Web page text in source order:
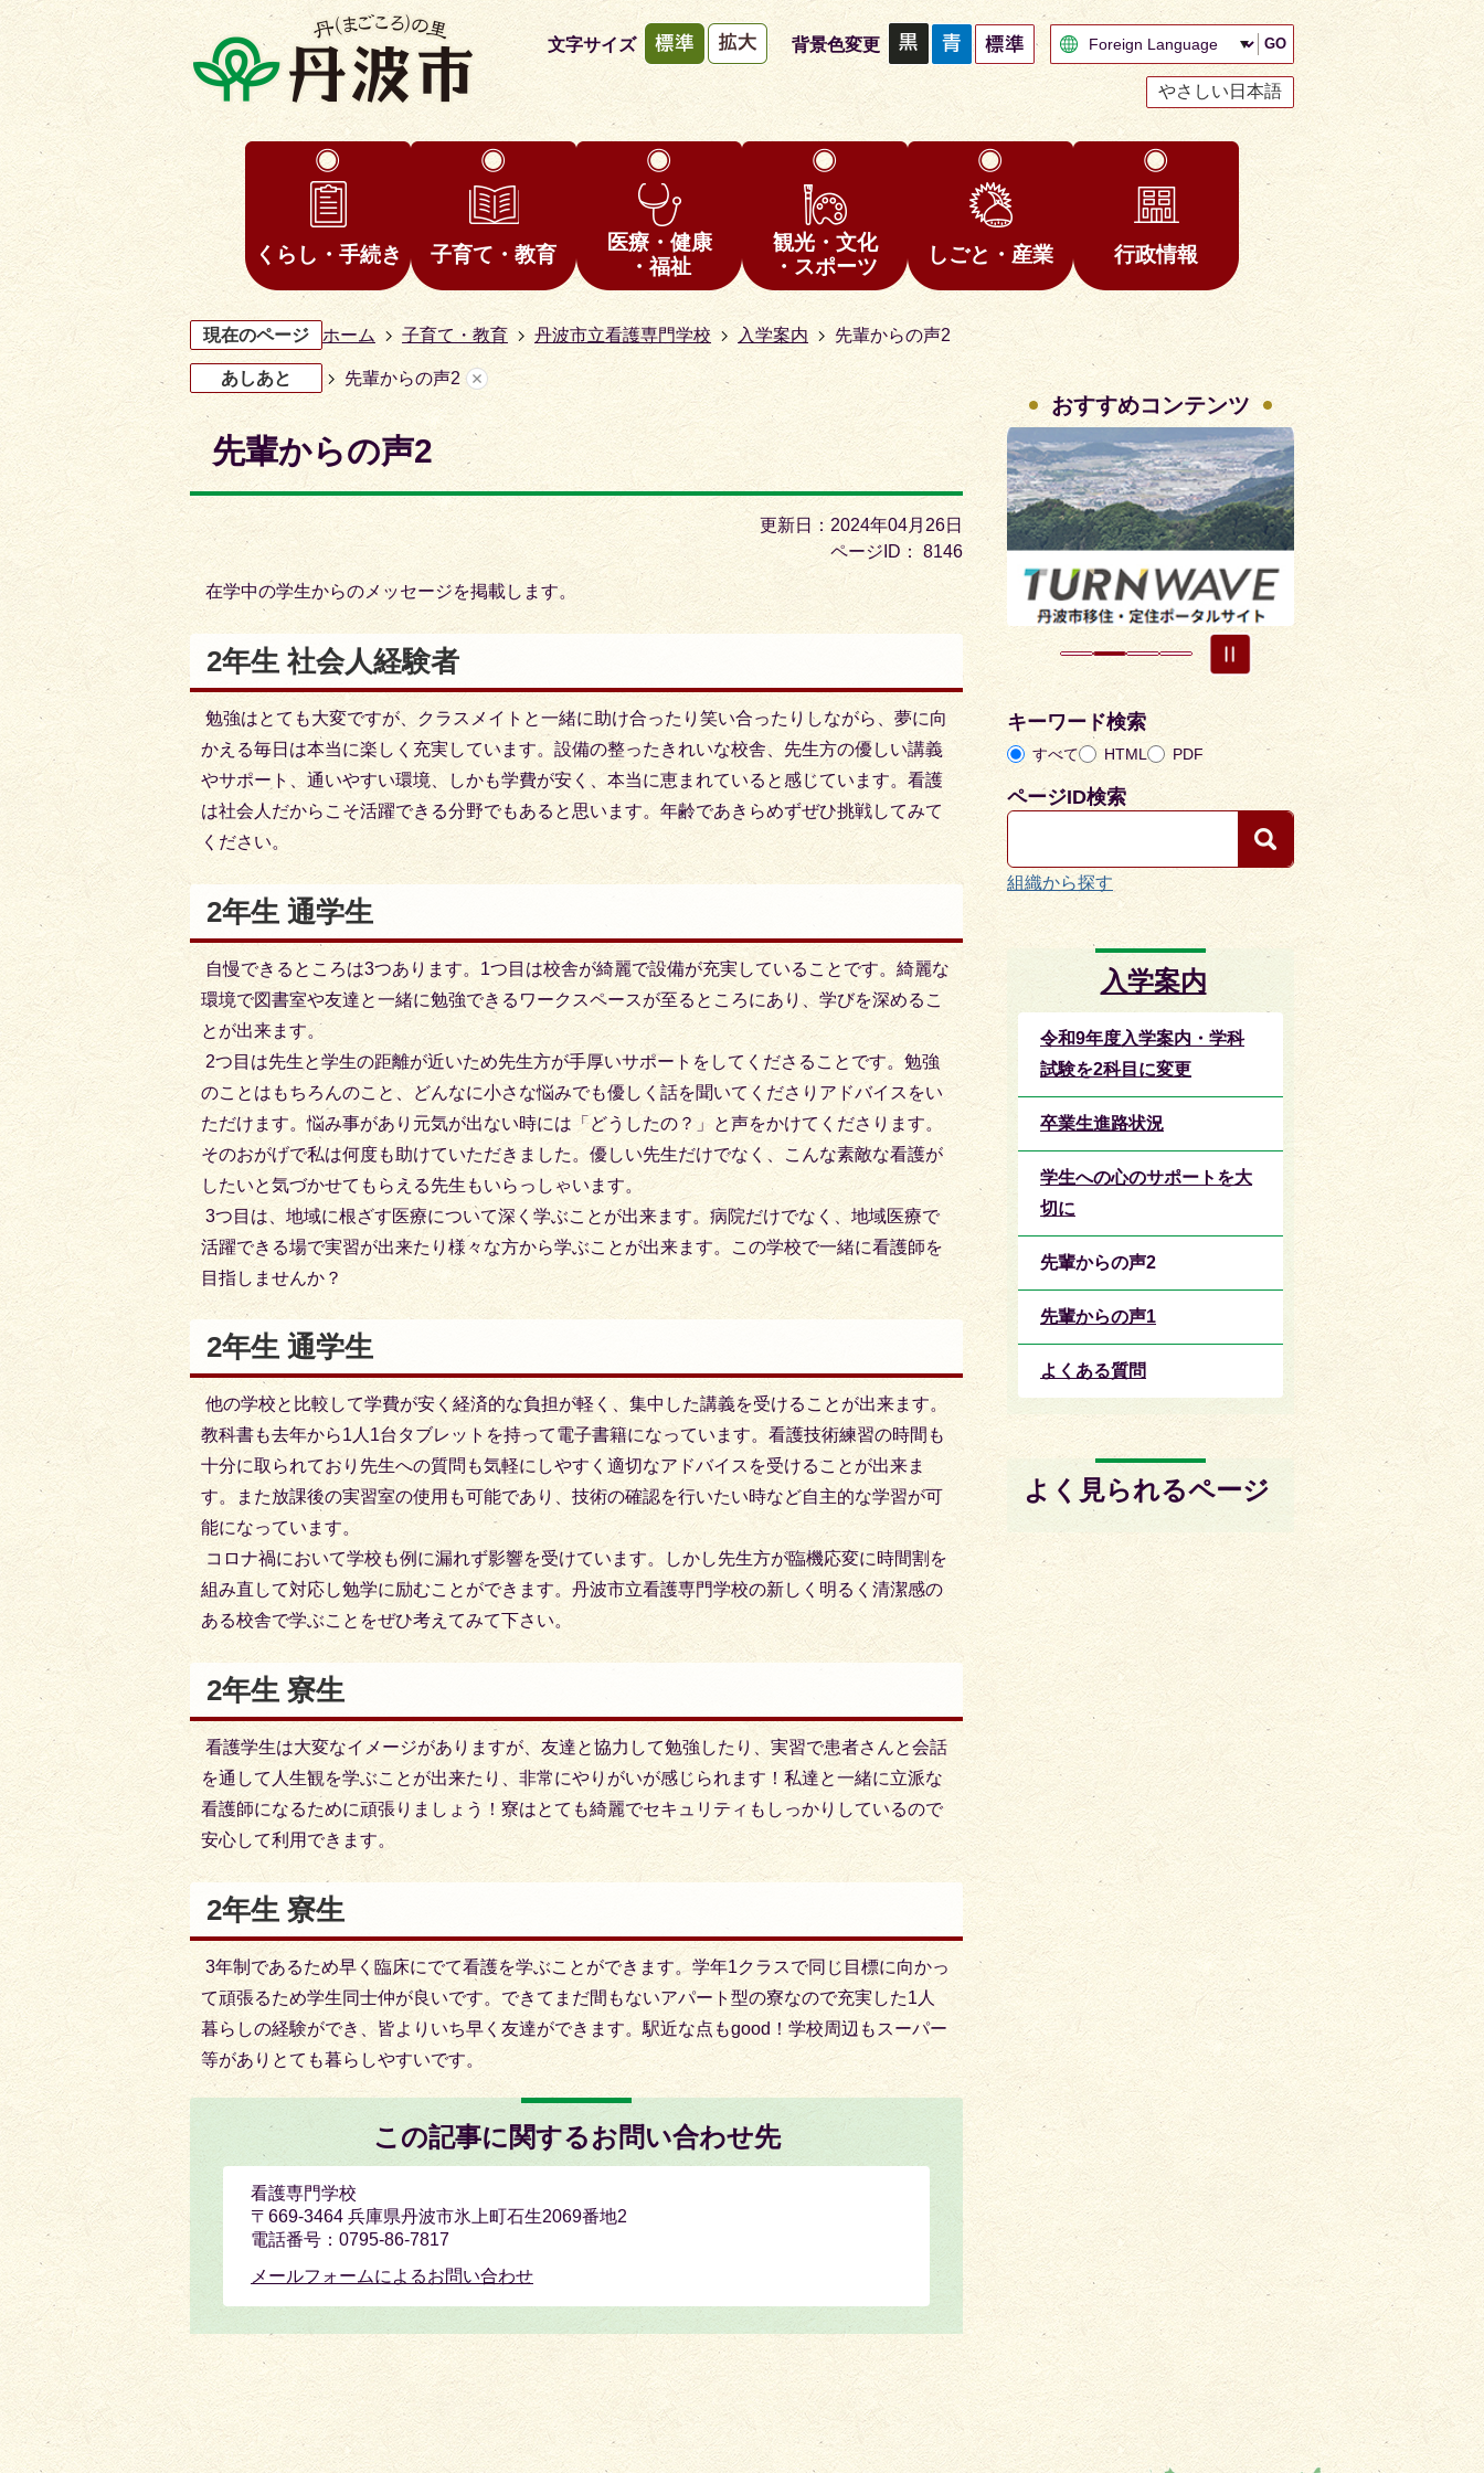
文字サイズ 背景色変更 GO
やさしい日本語
くらし・手続き 子育て・教育
医療・健康
・福祉
観光・文化
・スポーツ
しごと・産業 行政情報
現在のページ ホーム 子育て・教育 丹波市立看護専門学校 入学案内 先輩からの声2
あしあと 先輩からの声2
先輩からの声2
更新日：2024年04月26日
ページID：
8146
在学中の学生からのメッセージを掲載します。
2年生 社会人経験者
勉強はとても大変ですが、クラスメイトと一緒に助け合ったり笑い合ったりしながら、夢に向
かえる毎日は本当に楽しく充実しています。設備の整ったきれいな校舎、先生方の優しい講義
やサポート、通いやすい環境、しかも学費が安く、本当に恵まれていると感じています。看護
は社会人だからこそ活躍できる分野でもあると思います。年齢であきらめずぜひ挑戦してみて
ください。
2年生 通学生
自慢できるところは3つあります。1つ目は校舎が綺麗で設備が充実していることです。綺麗な
環境で図書室や友達と一緒に勉強できるワークスペースが至るところにあり、学びを深めるこ
とが出来ます。
2つ目は先生と学生の距離が近いため先生方が手厚いサポートをしてくださることです。勉強
のことはもちろんのこと、どんなに小さな悩みでも優しく話を聞いてくださりアドバイスをい
ただけます。悩み事があり元気が出ない時には「どうしたの？」と声をかけてくださります。
そのおがげで私は何度も助けていただきました。優しい先生だけでなく、こんな素敵な看護が
したいと気づかせてもらえる先生もいらっしゃいます。
3つ目は、地域に根ざす医療について深く学ぶことが出来ます。病院だけでなく、地域医療で
活躍できる場で実習が出来たり様々な方から学ぶことが出来ます。この学校で一緒に看護師を
目指しませんか？
2年生 通学生
他の学校と比較して学費が安く経済的な負担が軽く、集中した講義を受けることが出来ます。
教科書も去年から1人1台タブレットを持って電子書籍になっています。看護技術練習の時間も
十分に取られており先生への質問も気軽にしやすく適切なアドバイスを受けることが出来ま
す。また放課後の実習室の使用も可能であり、技術の確認を行いたい時など自主的な学習が可
能になっています。
コロナ禍において学校も例に漏れず影響を受けています。しかし先生方が臨機応変に時間割を
組み直して対応し勉学に励むことができます。丹波市立看護専門学校の新しく明るく清潔感の
ある校舎で学ぶことをぜひ考えてみて下さい。
2年生 寮生
看護学生は大変なイメージがありますが、友達と協力して勉強したり、実習で患者さんと会話
を通して人生観を学ぶことが出来たり、非常にやりがいが感じられます！私達と一緒に立派な
看護師になるために頑張りましょう！寮はとても綺麗でセキュリティもしっかりしているので
安心して利用できます。
2年生 寮生
3年制であるため早く臨床にでて看護を学ぶことができます。学年1クラスで同じ目標に向かっ
て頑張るため学生同士仲が良いです。できてまだ間もないアパート型の寮なので充実した1人
暮らしの経験ができ、皆よりいち早く友達ができます。駅近な点もgood ！学校周辺もスーパー
等がありとても暮らしやすいです。
この記事に関するお問い合わせ先
看護専門学校
〒669-3464 兵庫県丹波市氷上町石生2069番地2
電話番号：0795-86-7817
メールフォームによるお問い合わせ
おすすめコンテンツ
目
ラ
目
ス
ラ
ド
1
枚
2
枚
目
の
イ
ド
枚
目
の
イ
キーワード検索
すべて HTML PDF
ページID検索
組織から探す
入学案内
令和9年度入学案内・学科
試験を2科目に変更
卒業生進路状況
学生への心のサポートを大
切に
先輩からの声2
先輩からの声1
よくある質問
よく見られるページ